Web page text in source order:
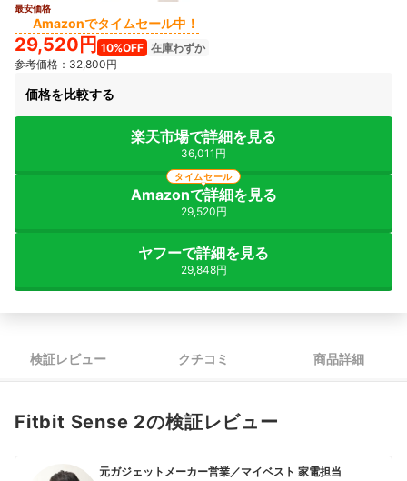
最安価格
Amazonでタイムセール中！
29,520円 10%OFF 在庫わずか
参考価格： 32,800円
価格を比較する
楽天市場で詳細を見る
36,011円
Amazonで詳細を見る
29,520円
タイムセール
ヤフーで詳細を見る
29,848円
検証レビュー クチコミ 商品詳細
Fitbit Sense 2の検証レビュー
元ガジェットメーカー営業／マイベスト 家電担当